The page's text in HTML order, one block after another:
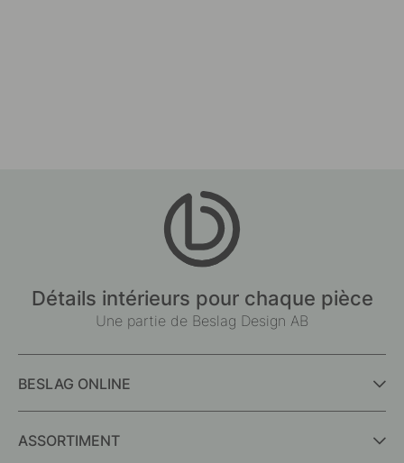
Détails intérieurs pour chaque pièce
Une partie de Beslag Design AB
BESLAG ONLINE
ASSORTIMENT